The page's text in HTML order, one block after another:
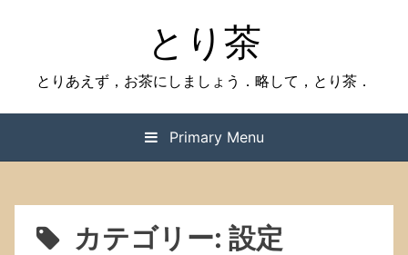
とり茶
とりあえず，お茶にしましょう．略して，とり茶．
Primary Menu
カテゴリー: 設定